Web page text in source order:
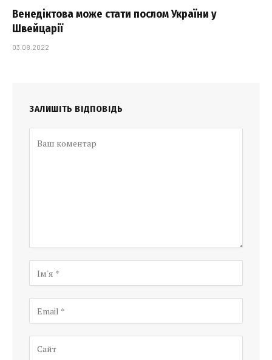
Венедіктова може стати послом України у
Швейцарії
03.08.2022
ЗАЛИШІТЬ ВІДПОВІДЬ